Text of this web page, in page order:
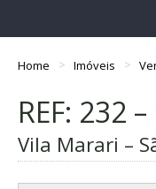
Home Imóveis
REF: 232
Vila Marari –